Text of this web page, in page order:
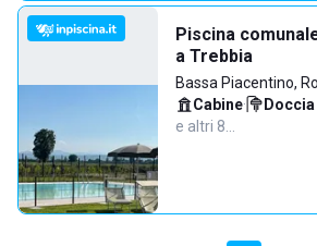
Piscina
a Trebbia
Bassa Piacentino,
Cabine·
e altri 8…